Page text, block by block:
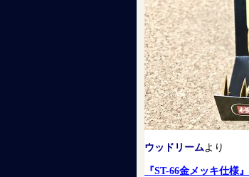
ウッドリームより
『ST-66金メッキ仕様』